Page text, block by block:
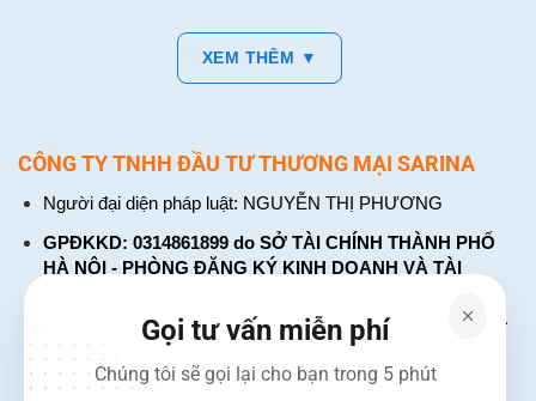
XEM THÊM ▼
CÔNG TY TNHH ĐẦU TƯ THƯƠNG MẠI SARINA
Người đại diện pháp luật: NGUYỄN THỊ PHƯƠNG
GPĐKKD: 0314861899 do SỞ TÀI CHÍNH THÀNH PHỐ
HÀ NỘI - PHÒNG ĐĂNG KÝ KINH DOANH VÀ TÀI
tháng 01 năm 2018. Đăng ký thay đổi lần thứ: 4, ngày 31
tháng 03 năm 2026
226 Đường Láng, Đống Đa, Hà Nội
Gọi tư vấn miễn phí
Chúng tôi sẽ gọi lại cho bạn trong 5 phút